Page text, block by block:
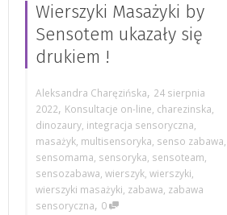
Wierszyki Masażyki by
Sensotem ukazały się
drukiem !
Aleksandra Charęzińska, 24 sierpnia
2022, Konsultacje on-line, charezinska,
dinozaury, integracja sensoryczna,
masażyk, multisensoryka, senso zabawa,
sensomama, sensoryka, sensoteam,
sensozabawa,wierszyk,wierszyki,
wierszyki masażyki, zabawa, zabawa
sensoryczna, 0